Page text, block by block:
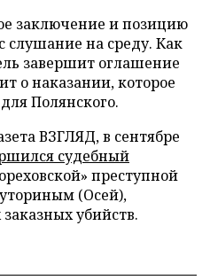
заключение и позицию
слушание на среду. Как
завершит оглашение
о наказании, которое
Полянского.
ВЗГЛЯД, в сентябре
судебный
преступной
(Осей),
убийств.